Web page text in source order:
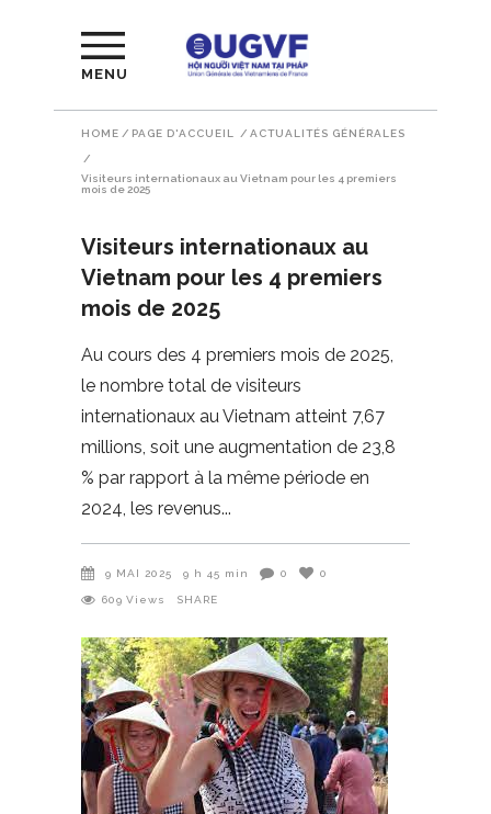
MENU
HOME / PAGE D'ACCUEIL / ACTUALITÉS GÉNÉRALES
/
Visiteurs internationaux au Vietnam pour les 4 premiers
mois de 2025
Visiteurs internationaux au
Vietnam pour les 4 premiers
mois de 2025
Au cours des 4 premiers mois de 2025,
le nombre total de visiteurs
internationaux au Vietnam atteint 7,67
millions, soit une augmentation de 23,8
% par rapport à la même période en
2024, les revenus
9 MAI 2025 9 h 45 min 0 0
609 Views SHARE